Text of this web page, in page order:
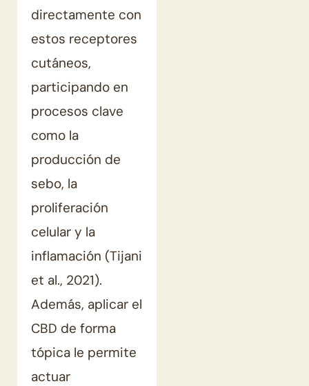
directamente con
estos receptores
cutáneos,
participando en
procesos clave
como la
producción de
sebo, la
proliferación
celular y la
inflamación (Tijani
et al., 2021).
Además, aplicar el
CBD de forma
tópica le permite
actuar